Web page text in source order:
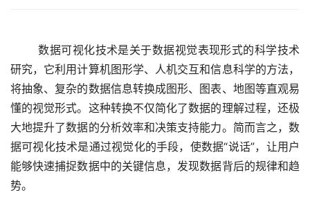
	数据可视化技术是关于数据视觉表现形式的科学技术
研究，它利用计算机图形学、人机交互和信息科学的方法，
将抽象、复杂的数据信息转换成图形、图表、地图等直观易
懂的视觉形式。这种转换不仅简化了数据的理解过程，还极
大地提升了数据的分析效率和决策支持能力。简而言之，数
据可视化技术是通过视觉化的手段，使数据“说话”，让用户
能够快速捕捉数据中的关键信息，发现数据背后的规律和趋